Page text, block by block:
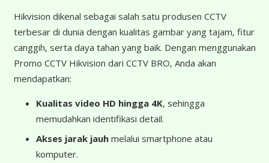
Hikvision dikenal sebagai salah satu produsen CCTV
terbesar di dunia dengan kualitas gambar yang tajam, fitur
canggih, serta daya tahan yang baik. Dengan menggunakan
Promo CCTV Hikvision dari CCTV BRO, Anda akan
mendapatkan:
Kualitas video HD hingga 4K, sehingga
memudahkan identifikasi detail.
Akses jarak jauh melalui smartphone atau
komputer.